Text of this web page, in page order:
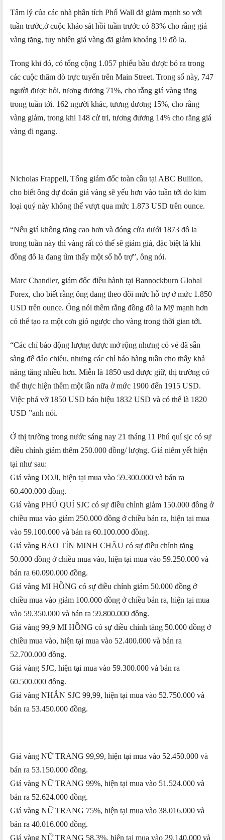
Tâm lý của các nhà phân tích Phố Wall đã giảm mạnh so với
tuần trước,ở cuộc khảo sát hồi tuần trước có 83% cho rằng giá
vàng tăng, tuy nhiên giá vàng đã giảm khoảng 19 đô la.
Trong khi đó, có tổng cộng 1.057 phiếu bầu được bỏ ra trong
các cuộc thăm dò trực tuyến trên Main Street. Trong số này, 747
người được hỏi, tương đương 71%, cho rằng giá vàng tăng
trong tuần tới. 162 người khác, tương đương 15%, cho rằng
vàng giảm, trong khi 148 cử tri, tương đương 14% cho rằng giá
vàng đi ngang.
Nicholas Frappell, Tổng giám đốc toàn cầu tại ABC Bullion,
cho biết ông dự đoán ​​giá vàng sẽ yếu hơn vào tuần tới do kim
loại quý này không thể vượt qua mức 1.873 USD trên ounce.
“Nếu giá không tăng cao hơn và đóng cửa dưới 1873 đô la
trong tuần này thì vàng rất có thể sẽ giảm giá, đặc biệt là khi
đồng đô la đang tìm thấy một số hỗ trợ”, ông nói.
Marc Chandler, giám đốc điều hành tại Bannockburn Global
Forex, cho biết rằng ông đang theo dõi mức hỗ trợ ở mức 1.850
USD trên ounce. Ông nói thêm rằng đồng đô la Mỹ mạnh hơn
có thể tạo ra một cơn gió ngược cho vàng trong thời gian tới.
“Các chỉ báo động lượng được mở rộng nhưng có vẻ đã sẵn
sàng để đảo chiều, nhưng các chỉ báo hàng tuần cho thấy khả
năng tăng nhiều hơn. Miễn là 1850 usd được giữ, thị trường có
thể thực hiện thêm một lần nữa ở mức 1900 đến 1915 USD.
Việc phá vỡ 1850 USD báo hiệu 1832 USD và có thể là 1820
USD ”anh nói.
Ở thị trường trong nước sáng nay 21 tháng 11 Phú quí sjc có sự
điều chỉnh giảm thêm 250.000 đồng/ lượng. Giá niêm yết hiện
tại như sau:
Giá vàng DOJI, hiện tại mua vào 59.300.000 và bán ra
60.400.000 đồng.
Giá vàng PHÚ QUÍ SJC có sự điều chỉnh giảm 150.000 đồng ở
chiều mua vào giảm 250.000 đồng ở chiều bán ra, hiện tại mua
vào 59.100.000 và bán ra 60.100.000 đồng.
Giá vàng BẢO TÍN MINH CHÂU có sự điều chỉnh tăng
50.000 đồng ở chiều mua vào, hiện tại mua vào 59.250.000 và
bán ra 60.090.000 đồng.
Giá vàng MI HỒNG có sự điều chỉnh giảm 50.000 đồng ở
chiều mua vào giảm 100.000 đồng ở chiều bán ra, hiện tại mua
vào 59.350.000 và bán ra 59.800.000 đồng.
Giá vàng 99,9 MI HỒNG có sự điều chỉnh tăng 50.000 đồng ở
chiều mua vào, hiện tại mua vào 52.400.000 và bán ra
52.700.000 đồng.
Giá vàng SJC, hiện tại mua vào 59.300.000 và bán ra
60.500.000 đồng.
Giá vàng NHẪN SJC 99,99, hiện tại mua vào 52.750.000 và
bán ra 53.450.000 đồng.
Giá vàng NỮ TRANG 99,99, hiện tại mua vào 52.450.000 và
bán ra 53.150.000 đồng.
Giá vàng NỮ TRANG 99%, hiện tại mua vào 51.524.000 và
bán ra 52.624.000 đồng.
Giá vàng NỮ TRANG 75%, hiện tại mua vào 38.016.000 và
bán ra 40.016.000 đồng.
Giá vàng NỮ TRANG 58,3%, hiện tại mua vào 29.140.000 và